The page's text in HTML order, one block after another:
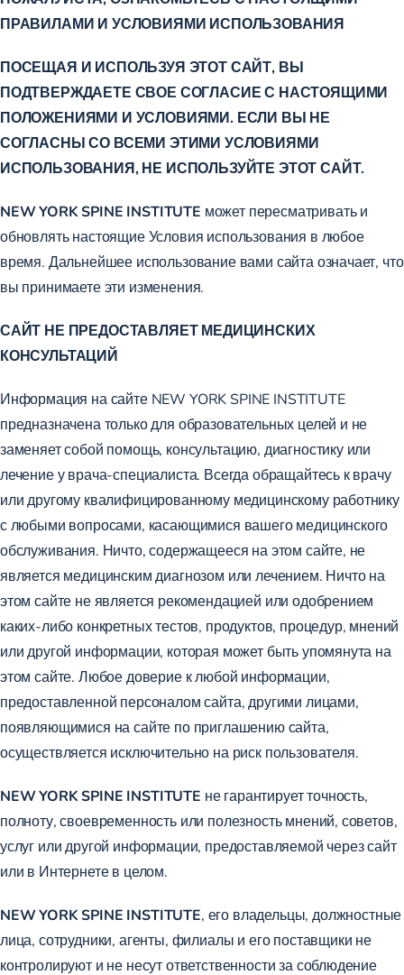
ПРАВИЛАМИ И УСЛОВИЯМИ ИСПОЛЬЗОВАНИЯ
ПОСЕЩАЯ И ИСПОЛЬЗУЯ ЭТОТ САЙТ, ВЫ
ПОДТВЕРЖДАЕТЕ СВОЕ СОГЛАСИЕ С НАСТОЯЩИМИ
ПОЛОЖЕНИЯМИ И УСЛОВИЯМИ. ЕСЛИ ВЫ НЕ
СОГЛАСНЫ СО ВСЕМИ ЭТИМИ УСЛОВИЯМИ
ИСПОЛЬЗОВАНИЯ, НЕ ИСПОЛЬЗУЙТЕ ЭТОТ САЙТ.
NEW YORK SPINE INSTITUTE может пересматривать и
обновлять настоящие Условия использования в любое
время. Дальнейшее использование вами сайта означает, что
вы принимаете эти изменения.
САЙТ НЕ ПРЕДОСТАВЛЯЕТ МЕДИЦИНСКИХ
КОНСУЛЬТАЦИЙ
Информация на сайте NEW YORK SPINE INSTITUTE
предназначена только для образовательных целей и не
заменяет собой помощь, консультацию, диагностику или
лечение у врача-специалиста. Всегда обращайтесь к врачу
или другому квалифицированному медицинскому работнику
с любыми вопросами, касающимися вашего медицинского
обслуживания. Ничто, содержащееся на этом сайте, не
является медицинским диагнозом или лечением. Ничто на
этом сайте не является рекомендацией или одобрением
каких-либо конкретных тестов, продуктов, процедур, мнений
или другой информации, которая может быть упомянута на
этом сайте. Любое доверие к любой информации,
предоставленной персоналом сайта, другими лицами,
появляющимися на сайте по приглашению сайта,
осуществляется исключительно на риск пользователя.
NEW YORK SPINE INSTITUTE не гарантирует точность,
полноту, своевременность или полезность мнений, советов,
услуг или другой информации, предоставляемой через сайт
или в Интернете в целом.
NEW YORK SPINE INSTITUTE, его владельцы, должностные
лица, сотрудники, агенты, филиалы и его поставщики не
контролируют и не несут ответственности за соблюдение